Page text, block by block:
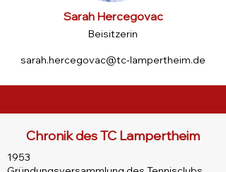
Sarah Hercegovac
Beisitzerin
sarah.hercegovac@tc-lampertheim.de
Chronik des TC Lampertheim
1953